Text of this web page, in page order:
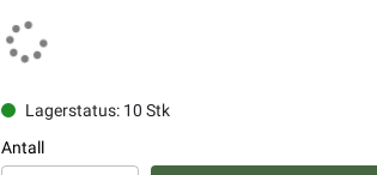
Lagerstatus: 10 Stk
Antall